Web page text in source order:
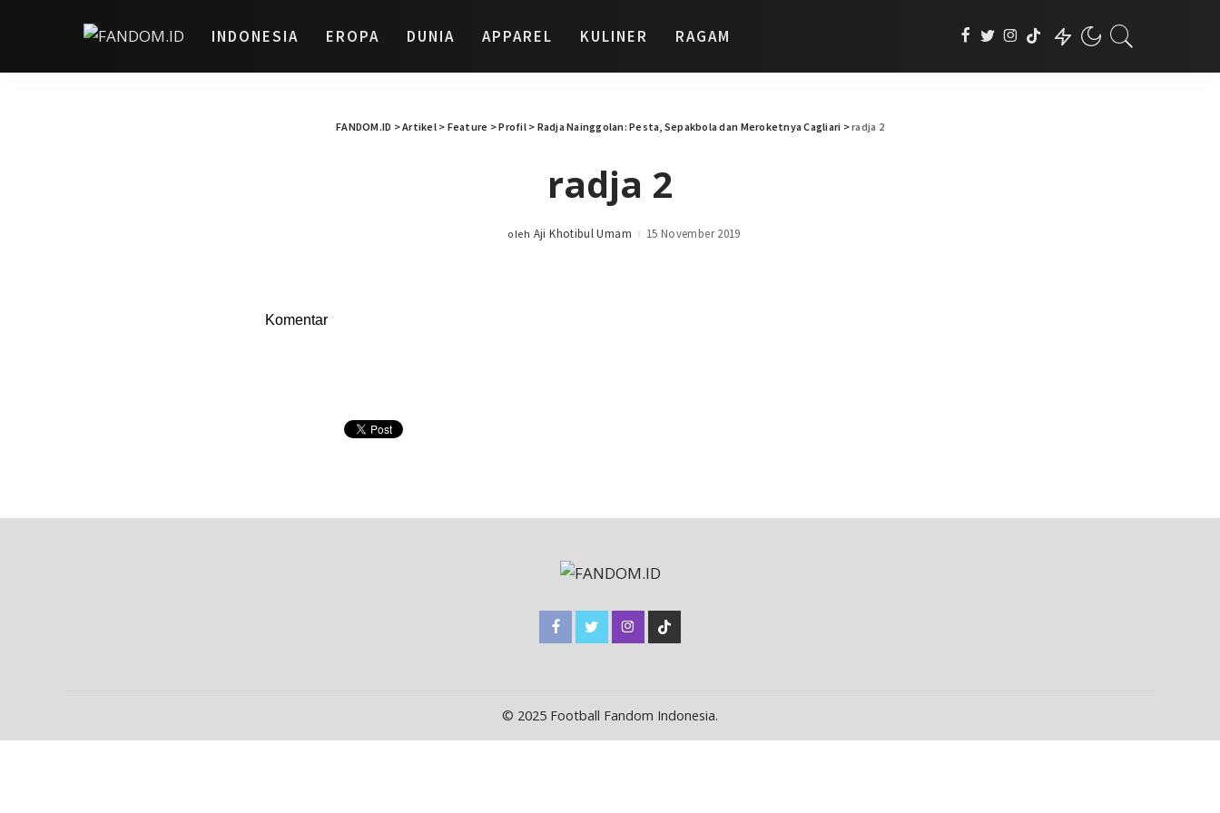
INDONESIA EROPA DUNIA APPAREL KULINER RAGAM
FANDOM.ID >Artikel> Feature >Profil> Radja Nainggolan: Pesta, Sepakbola dan Meroketnya Cagliari >radja 2
radja 2
Posted
oleh Aji Khotibul Umam 15 November 2019
Komentar
© 2025 Football Fandom Indonesia.